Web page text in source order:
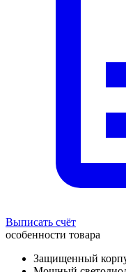
Выписать счёт
особенности товара
Защищенный